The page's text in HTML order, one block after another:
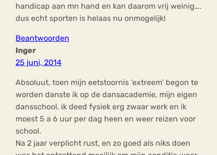
handicap aan mn hand en kan daarom vrij weinig….
dus echt sporten is helaas nu onmogelijk!
Beantwoorden
Inger
25 juni, 2014
Absoluut, toen mijn eetstoornis ‘extreem’ begon te
worden danste ik op de dansacademie, mijn eigen
dansschool, ik deed fysiek erg zwaar werk en ik
moest 5 a 6 uur per dag heen en weer reizen voor
school.
Na 2 jaar verplicht rust, en zo goed als niks doen